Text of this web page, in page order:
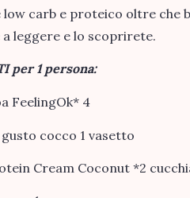
low carb e proteico oltre che
leggere e lo scoprirete.
per 1 persona:
FeelingOk* 4
cocco 1 vasetto
Cream Coconut *2